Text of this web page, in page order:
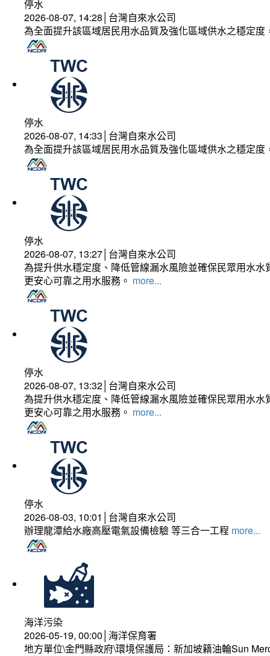
停水
2026-08-07, 14:28│台灣自來水公司
為全面提升該區域居民用水品質及強化區域供水之穩定
停水
2026-08-07, 14:33│台灣自來水公司
為全面提升該區域居民用水品質及強化區域供水之穩定
停水
2026-08-07, 13:27│台灣自來水公司
為提升供水穩定度、降低管線漏水風險並確保民眾用水
更安心可靠之用水服務。 more...
停水
2026-08-07, 13:32│台灣自來水公司
為提升供水穩定度、降低管線漏水風險並確保民眾用水
更安心可靠之用水服務。 more...
停水
2026-08-03, 10:01│台灣自來水公司
辦理龍潭給水廠高壓電氣設備檢驗 等三合一工程 more...
海洋污染
2026-05-19, 00:00│海洋保育署
地方單位\金門縣政府\環境保護局：新加坡籍油輪Sun